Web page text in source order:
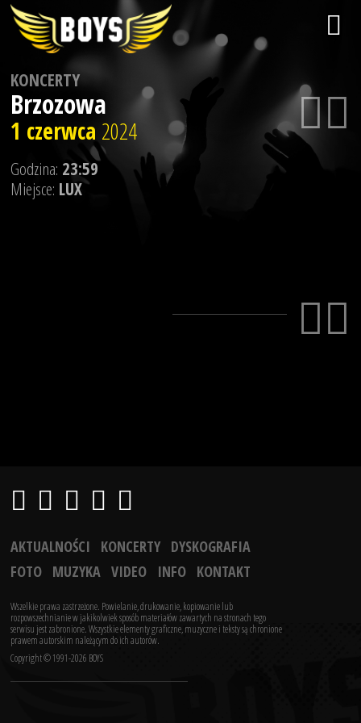
KONCERTY
Brzozowa
1 czerwca 2024
Godzina: 23:59
Miejsce: LUX
AKTUALNOŚCI KONCERTY DYSKOGRAFIA
FOTO MUZYKA VIDEO INFO KONTAKT
Wszelkie prawa zastrzeżone. Powielanie, drukowanie, kopiowanie lub
rozpowszechnianie w jakikolwiek sposób materiałów zawartych na stronach tego
serwisu jest zabronione.Wszystkie elementy graficzne, muzyczne i teksty są chronione
prawem autorskim należącym do ich autorów.
Copyright © 1991-2026 BOYS